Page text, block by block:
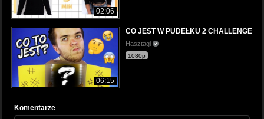
02:06
06:15
CO JEST W PUDEŁKU 2 CHALLENGE
Hasztagi
1080p
Komentarze